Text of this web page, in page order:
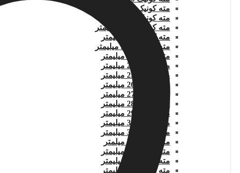
مته کونیک 20.5 میلیمتر
مته کونیک 21 میلیمتر
مته کونیک 21.5 میلیمتر
مته کونیک 22 میلیمتر
مته کونیک 22.5 میلیمتر
مته کونیک 23 میلیمتر
مته کونیک 24 میلیمتر
مته کونیک 25 میلیمتر
مته کونیک 26 میلیمتر
مته کونیک 28 میلیمتر
مته کونیک 29 میلیمتر
مته کونیک 30 میلیمتر
مته کونیک 31 میلیمتر
مته کونیک 32 میلمتر
مته کونیک 33 میلیمتر
مته کونیک 34 میلیمتر
مته کونیک 35 میلیمتر